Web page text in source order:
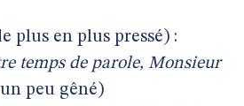
plus en plus pressé) :
temps de parole, Monsieur
peu gêné)